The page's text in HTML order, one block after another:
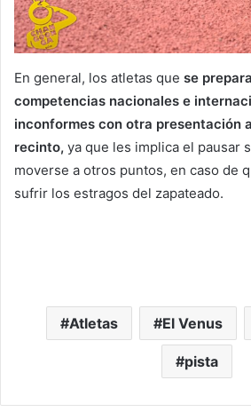
En general, los atletas que se
competencias nacionales e
inconformes con otra presentación
recinto, ya que les implica el pausar
moverse a otros puntos, en caso de
sufrir los estragos del zapateado.
Atletas El Venus
pista